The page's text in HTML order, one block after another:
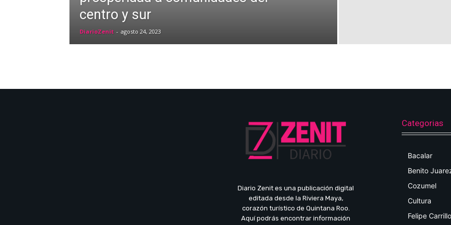
centro y sur
DiarioZenit - agosto 24, 2023
Diario Zenit es una publicación digital
editada desde la Riviera Maya,
corazón turístico de Quintana Roo.
Aquí podrás encontrar información
Categorias
Bacalar
Benito
Cozumel
Cultura
Felipe